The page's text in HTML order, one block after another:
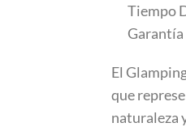
Tiempo
Garantía
El
que
naturaleza